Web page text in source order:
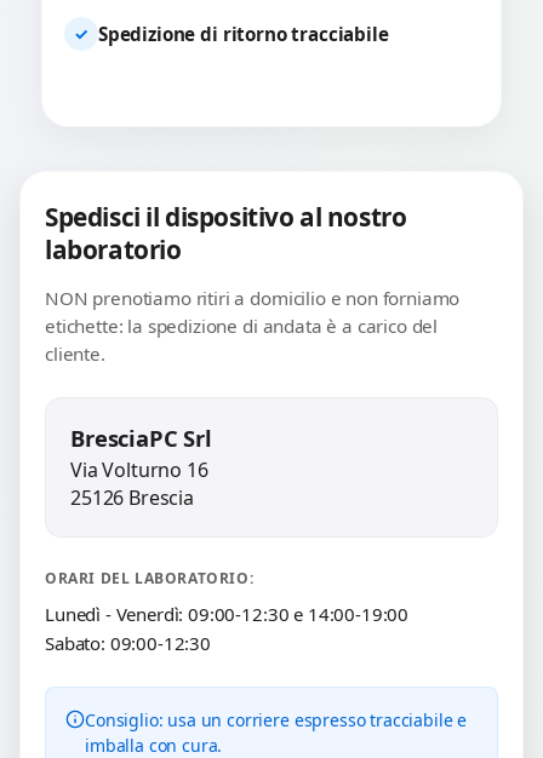
✓ Spedizione di ritorno tracciabile
Spedisci il dispositivo al nostro
laboratorio
NON prenotiamo ritiri a domicilio e non forniamo
etichette: la spedizione di andata è a carico del
cliente.
BresciaPC Srl
Via Volturno 16
25126 Brescia
ORARI DEL LABORATORIO:
Lunedì - Venerdì: 09:00-12:30 e 14:00-19:00
Sabato: 09:00-12:30
Consiglio: usa un corriere espresso tracciabile e
imballa con cura.